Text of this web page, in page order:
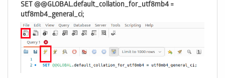
SET @@GLOBAL.default_collation_for_utf8mb4 =
utf8mb4_general_ci;